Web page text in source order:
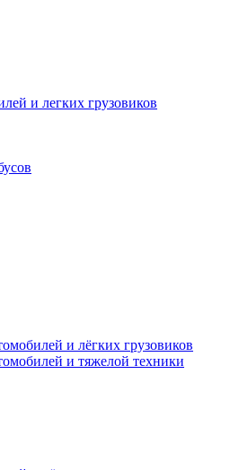
и легких грузовиков
и лёгких грузовиков
и тяжелой техники